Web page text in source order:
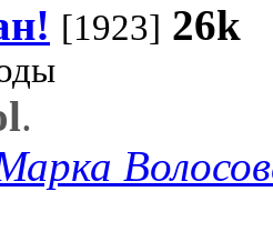
[1923] 26k
.